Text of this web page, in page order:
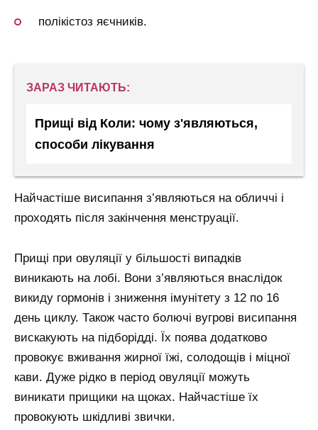
полікістоз яєчників.
ЗАРАЗ ЧИТАЮТЬ:
Прищі від Коли: чому з'являються,
способи лікування
Найчастіше висипання з’являються на обличчі і
проходять після закінчення менструації.
Прищі при овуляції у більшості випадків
виникають на лобі. Вони з’являються внаслідок
викиду гормонів і зниження імунітету з 12 по 16
день циклу. Також часто болючі вугрові висипання
вискакують на підборідді. Їх поява додатково
провокує вживання жирної їжі, солодощів і міцної
кави. Дуже рідко в період овуляції можуть
виникати прищики на щоках. Найчастіше їх
провокують шкідливі звички.